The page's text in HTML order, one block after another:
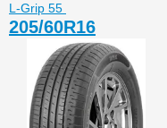
L-Grip 55
205/60R16